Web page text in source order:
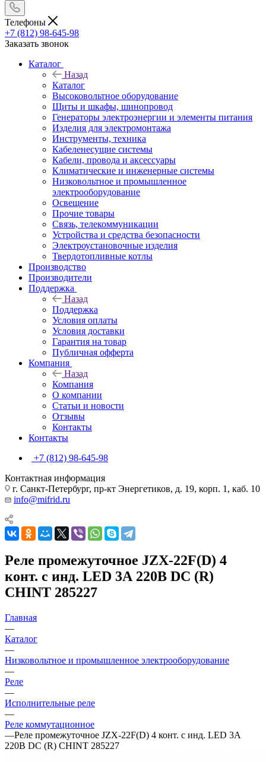
Телефоны
+7 (812) 98-645-98
Заказать звонок
Каталог
Назад
Каталог
Высоковольтное оборудование
Щиты и шкафы, шинопровод
Генераторы электроэнергии и элементы питания
Изделия для электромонтажа
Инструменты, техника
Кабеленесущие системы
Кабели, провода и аксессуары
Климатические и инженерные системы
Низковольтное и промышленное
электрооборудование
Освещение
Прочие товары
Связь, телекоммуникации
Устройства и средства безопасности
Электроустановочные изделия
Твердотопливные котлы
Производство
Производители
Поддержка
Назад
Поддержка
Условия оплаты
Условия доставки
Гарантия на товар
Публичная офферта
Компания
Назад
Компания
О компании
Статьи и новости
Отзывы
Контакты
Контакты
+7 (812) 98-645-98
Контактная информация
г. Санкт-Петербург, пр-кт Энергетиков, д. 19, корп. 1, каб. 10
info@mifrid.ru
Реле промежуточное JZX-22F(D) 4
конт. с инд. LED 3А 220В DC (R)
CHINT 285227
Главная
—
Каталог
—
Низковольтное и промышленное электрооборудование
—
Реле
—
Исполнительные реле
—
Реле коммутационное
—Реле промежуточное JZX-22F(D) 4 конт. с инд. LED 3А
220В DC (R) CHINT 285227